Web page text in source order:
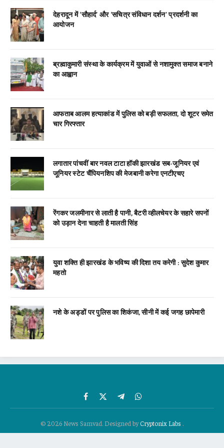
देहरादून में ‘सौहार्द’ और ‘सचित्र संविधान दर्शन’ प्रदर्शनी का
आयोजन
ब्रह्माकुमारी संस्था के कार्यक्रम में युवाओं से नशामुक्त समाज बनाने
का आह्वान
आफताब आलम हत्याकांड में पुलिस को बड़ी सफलता, दो शूटर समेत
चार गिरफ्तार
लगातार पांचवीं बार नवल टाटा हॉकी झारखंड सब-जूनियर एवं
जूनियर स्टेट चैंपियनशिप की मेजबानी करेगा एनटीएचए
रेंगकर जलमीनार से लाती है पानी, बैटरी व्हीलचेयर के सहारे सपनों
को उड़ान देना चाहती है मालती सिंह
युवा शक्ति ही झारखंड के भविष्य की दिशा तय करेगी : सुदेश कुमार
महतो
नशे के अड्डों पर पुलिस का शिकंजा, सीनी में कई जगह छापेमारी
Facebook
X
(Twitter)
TelegramWhatsApp
© 2026 News Samvad. Designed byCryptonix Labs .